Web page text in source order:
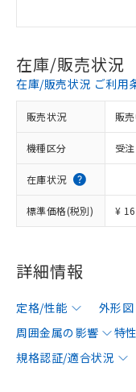
在庫/販売状況
在庫/販売状況 ご利用
販売状況 販
機種区分 受
在庫状況
標準価格(税別) ¥
詳細情報
定格/性能 外形図
周囲金属の影響
特
規格認証/適合状況